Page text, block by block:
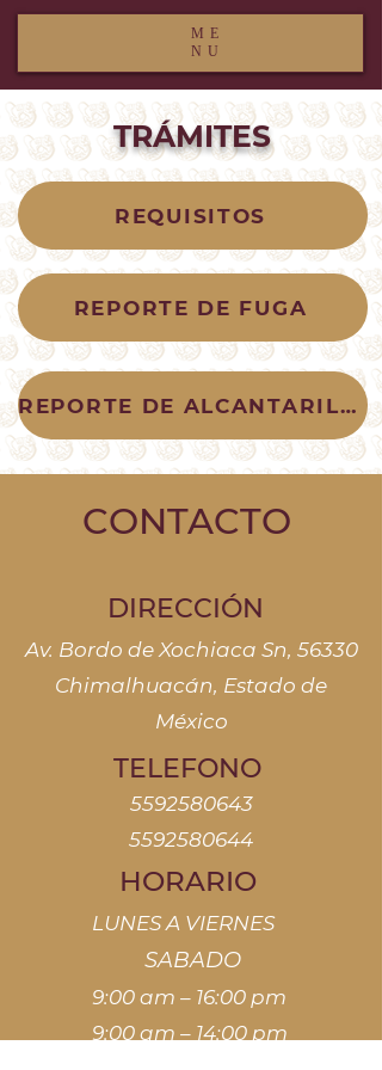
ME
NU
TRÁMITES
REQUISITOS
REPORTE DE FUGA
REPORTE DE ALCANTARILLADO
CONTACTO
DIRECCIÓN
Av. Bordo de Xochiaca Sn, 56330
Chimalhuacán, Estado de
México
TELEFONO
5592580643
5592580644
HORARIO
LUNES A VIERNES
SABADO
9:00 am – 16:00 pm
9:00 am – 14:00 pm